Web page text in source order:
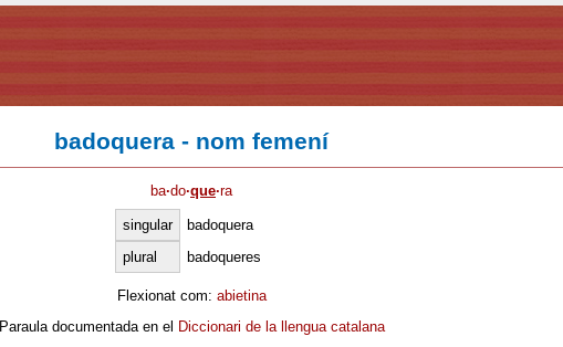
badoquera - nom femení
ba·do·que·ra
singular
badoquera
plural
badoqueres
Flexionat com: abietina
Paraula documentada en el Diccionari de la llengua catalana